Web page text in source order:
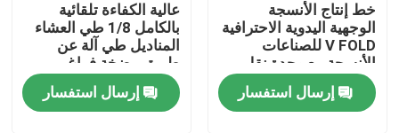
المنزل
خط إنتاج الأنسجة
الوجهية اليدوية الاحترافية
V FOLD للصناعات
الأنسجة مع وحدة نقل
تلقائي
إرسال استفسار
عالية الكفاءة تلقائية
بالكامل 1/8 طي العشاء
المناديل طي آلة عن
طريق مضخة فراغ
إرسال استفسار